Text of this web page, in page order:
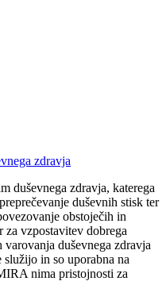
duševnega zdravja, katerega
duševnih stisk ter
obstoječih in
vzpostavitev dobrega
duševnega zdravja
in so uporabna na
nima pristojnosti za